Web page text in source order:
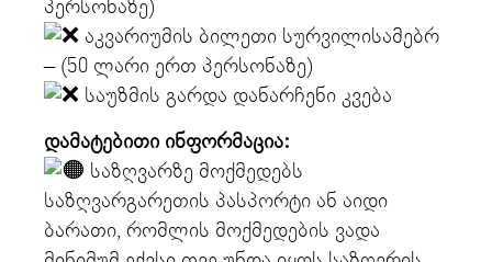
პერსონაზე)
აკვარიუმის ბილეთი სურვილისამებრ
– (50 ლარი ერთ პერსონაზე)
საუზმის გარდა დანარჩენი კვება
დამატებითი ინფორმაცია:
საზღვარზე მოქმედებს
საზღვარგარეთის პასპორტი ან აიდი
ბარათი, რომლის მოქმედების ვადა